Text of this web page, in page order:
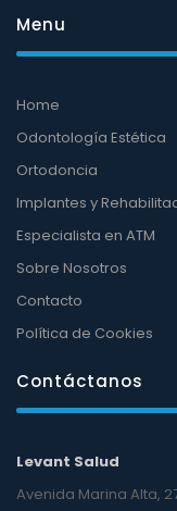
Menu
Home
Odontología Estética
Ortodoncia
Implantes y
Especialista en ATM
Sobre Nosotros
Contacto
Política de Cookies
Contáctanos
Levant Salud
Avenida Marina Alta,